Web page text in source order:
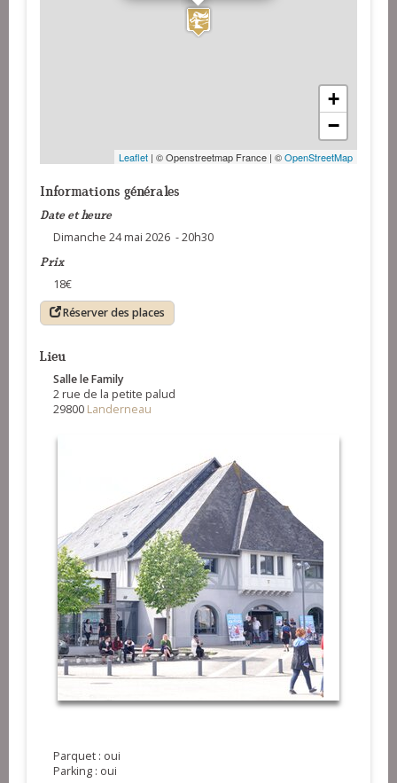
+
−
Leaflet | © Openstreetmap France | ©OpenStreetMap
Informations générales
Date et heure
Dimanche 24 mai 2026 - 20h30
Prix
18€
Réserver des places
Lieu
Salle le Family
2 rue de la petite palud
29800 Landerneau
Parquet : oui
Parking : oui